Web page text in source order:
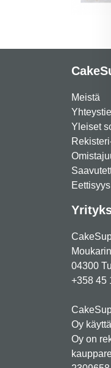
Meistä
Yleiset
Eettisyys
04300
+358 45
Oy
Oy on